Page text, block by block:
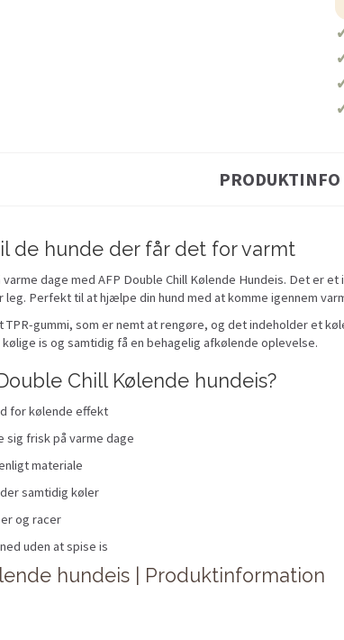
PRODUKTINFO
de hunde der får det for varmt
dage med AFP Double Chill Kølende Hundeis. Det er
Perfekt til at hjælpe din hund med at komme igennem
gummi, som er nemt at rengøre, og det indeholder et
is og samtidig få en behagelig afkølende oplevelse.
Chill Kølende hundeis?
for kølende effekt
sig frisk på varme dage
materiale
samtidig køler
og racer
uden at spise is
hundeis | Produktinformation